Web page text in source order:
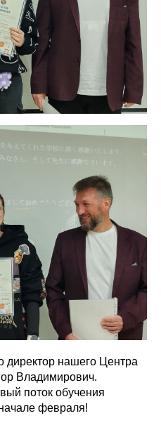
директор нашего Центра
Владимирович.
поток обучения
февраля!